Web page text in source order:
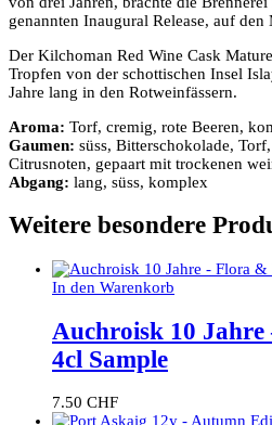
genannten Inaugural Release, auf den
Der Kilchoman Red Wine Cask
Tropfen von der schottischen Insel
Jahre lang in den Rotweinfässern.
Aroma: Torf, cremig, rote Beeren,
Gaumen: süss, Bitterschokolade,
Citrusnoten, gepaart mit trockenen
Abgang: lang, süss, komplex
Weitere besondere
In den Warenkorb
Auchroisk 10
4cl Sample
7.50 CHF